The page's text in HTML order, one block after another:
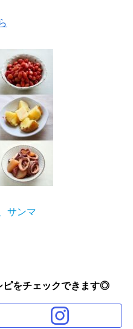
サンマ
ピをチェックできます◎